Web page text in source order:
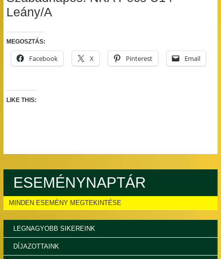
Leány/A
MEGOSZTÁS:
Facebook X Pinterest Email
LIKE THIS:
ESEMÉNYNAPTÁR
MINDEN ESEMÉNY MEGTEKINTÉSE
LEGNAGYOBB SIKEREINK
DÍJAZOTTAINK